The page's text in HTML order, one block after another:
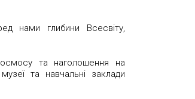
нами глибини Всесвіту,
та наголошення на
та навчальні заклади